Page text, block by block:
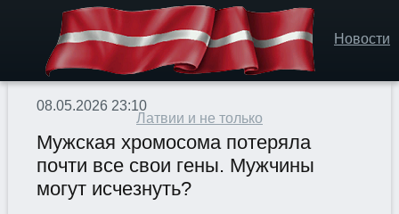
Новости
Латвии и не только
08.05.2026 23:10
Мужская хромосома потеряла
почти все свои гены. Мужчины
могут исчезнуть?